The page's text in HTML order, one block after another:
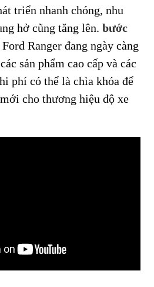
triển nhanh chóng, nhu
hở cũng tăng lên. bước
Ranger đang ngày càng
sản phẩm cao cấp và các
phí có thể là chìa khóa để
cho thương hiệu độ xe